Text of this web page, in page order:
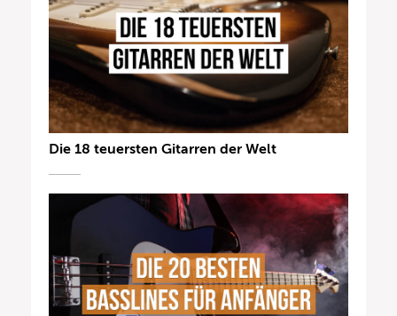
Die 18 teuersten Gitarren der Welt